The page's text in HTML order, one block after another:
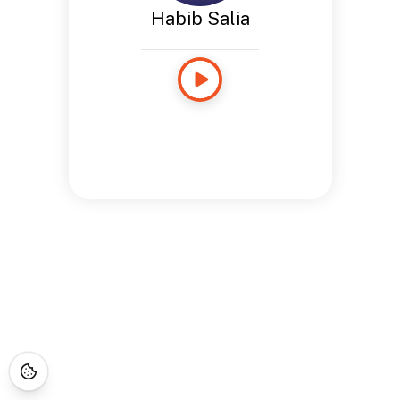
Habib Salia